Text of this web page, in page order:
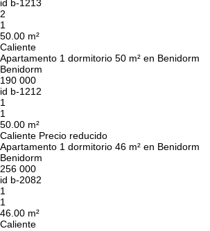
id b-1213
2
1
50.00 m²
Caliente
Apartamento 1 dormitorio 50 m² en Benidorm
Benidorm
190 000
id b-1212
1
1
50.00 m²
Caliente Precio reducido
Apartamento 1 dormitorio 46 m² en Benidorm
Benidorm
256 000
id b-2082
1
1
46.00 m²
Caliente